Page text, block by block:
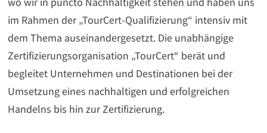
im Rahmen der „TourCert-Qualifizierung“ intensiv mit
dem Thema auseinandergesetzt. Die unabhängige
Zertifizierungsorganisation „TourCert“ berät und
begleitet Unternehmen und Destinationen bei der
Umsetzung eines nachhaltigen und erfolgreichen
Handelns bis hin zur Zertifizierung.